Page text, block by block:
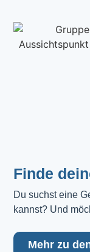
Finde
Du suchst eine
kannst? Und
Mehr zu